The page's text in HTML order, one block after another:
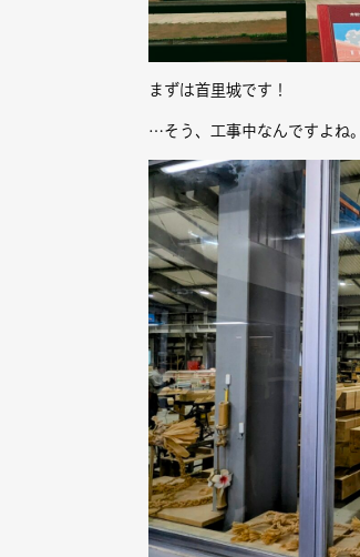
まずは首里城です！
…そう、工事中なんですよね。